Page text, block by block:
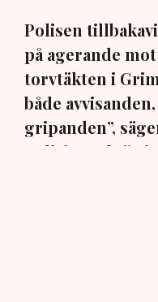
Polisen
på agerande
torvtäkten i
både
gripanden”,
polisinspektör i